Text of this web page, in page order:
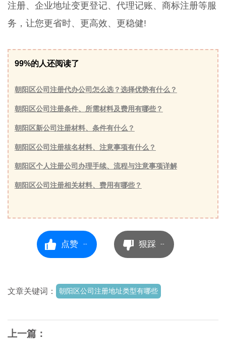
注册、企业地址变更登记、代理记账、商标注册等服
务，让您更省时、更高效、更稳健!
99%的人还阅读了
朝阳区公司注册代办公司怎么选？选择优势有什么？
朝阳区公司注册条件、所需材料及费用有哪些？
朝阳区新公司注册材料、条件有什么？
朝阳区公司注册核名材料、注意事项有什么？
朝阳区个人注册公司办理手续、流程与注意事项详解
朝阳区公司注册相关材料、费用有哪些？
点赞 -- 狠踩 --
文章关键词： 朝阳区公司注册地址类型有哪些
上一篇：